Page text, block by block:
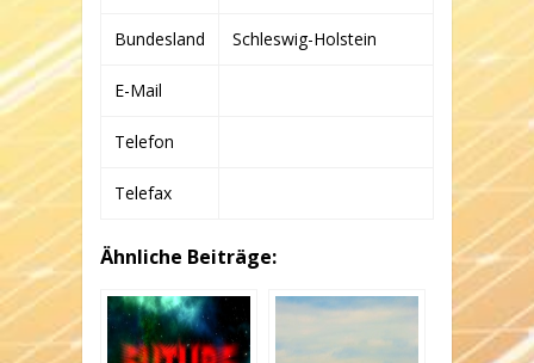
Bundesland Schleswig-Holstein
E-Mail
Telefon
Telefax
Ähnliche Beiträge: